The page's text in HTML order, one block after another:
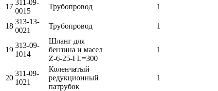
17
311-09-
0015
Трубопровод 1
18
313-13-
0021
Трубопровод 1
19
313-09-
1014
Шланг для
бензина и масел
Z-6-25-I L=300
1
20
311-09-
1021
Коленчатый
редукционный
патрубок
1